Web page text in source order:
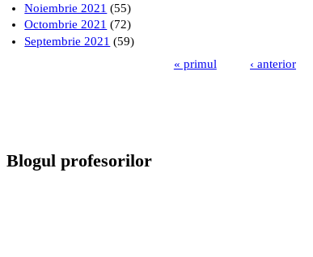
Noiembrie 2021 (55)
Octombrie 2021 (72)
Septembrie 2021 (59)
« primul ‹ anterior
Blogul profesorilor